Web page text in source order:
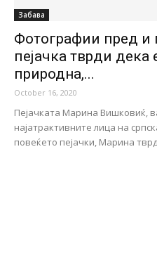
Забава
Фотографии пред и
пејачка тврди дека
природна,...
October 16, 2020
Пејачката Марина Вишковиќ,
најатрактивните лица на
повеќето пејачки, Марина